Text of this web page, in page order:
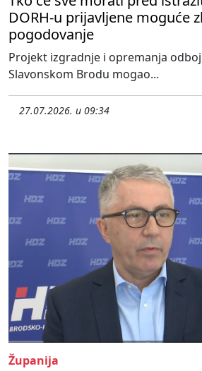
DORH-u prijavljene moguće
pogodovanje
Projekt izgradnje i opremanja
Slavonskom Brodu mogao...
27.07.2026. u 09:34
Županija